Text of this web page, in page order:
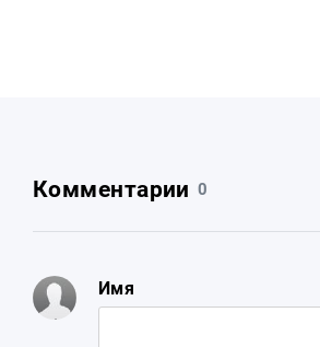
Комментарии 0
Имя